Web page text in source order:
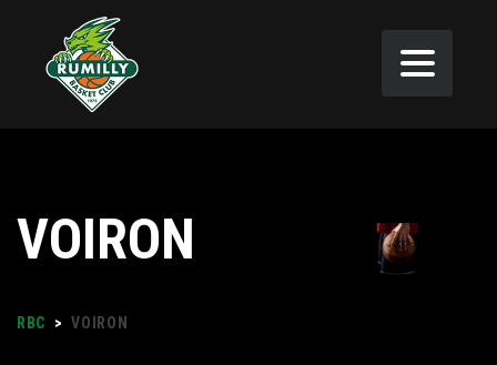
VOIRON
RBC > VOIRON